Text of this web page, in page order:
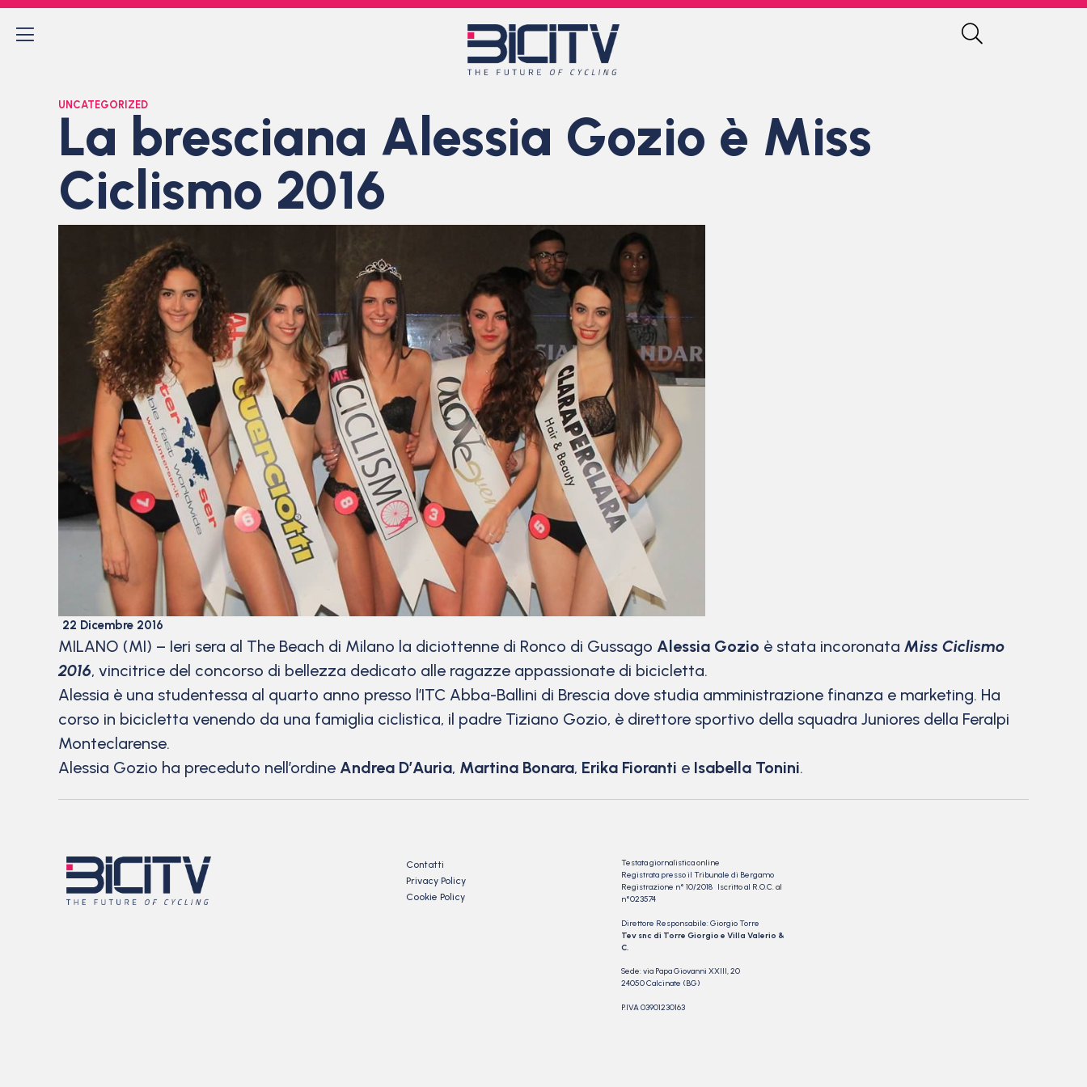
UNCATEGORIZED
La bresciana Alessia Gozio è Miss
Ciclismo 2016
22 Dicembre 2016
MILANO (MI) – Ieri sera al The Beach di Milano la diciottenne di Ronco di Gussago Alessia Gozio è stata incoronata Miss Ciclismo
2016, vincitrice del concorso di bellezza dedicato alle ragazze appassionate di bicicletta.
Alessia è una studentessa al quarto anno presso l’ITC Abba-Ballini di Brescia dove studia amministrazione finanza e marketing. Ha
corso in bicicletta venendo da una famiglia ciclistica, il padre Tiziano Gozio, è direttore sportivo della squadra Juniores della Feralpi
Monteclarense.
Alessia Gozio ha preceduto nell’ordine Andrea D’Auria, Martina Bonara, Erika Fioranti e Isabella Tonini.
Contatti
Privacy Policy
Cookie Policy
Testata giornalistica online
Registrata presso il Tribunale di Bergamo
Registrazione n° 10/2018 Iscritto al R.O.C. al
n°023574
Direttore Responsabile: Giorgio Torre
Tev snc di Torre Giorgio e Villa Valerio &
C.
Sede: via Papa Giovanni XXIII, 20
24050 Calcinate (BG)
P.IVA 03901230163